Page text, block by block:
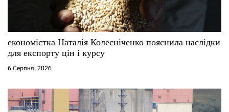
економістка Наталія Колесніченко пояснила наслідки
для експорту цін і курсу
6 Серпня, 2026